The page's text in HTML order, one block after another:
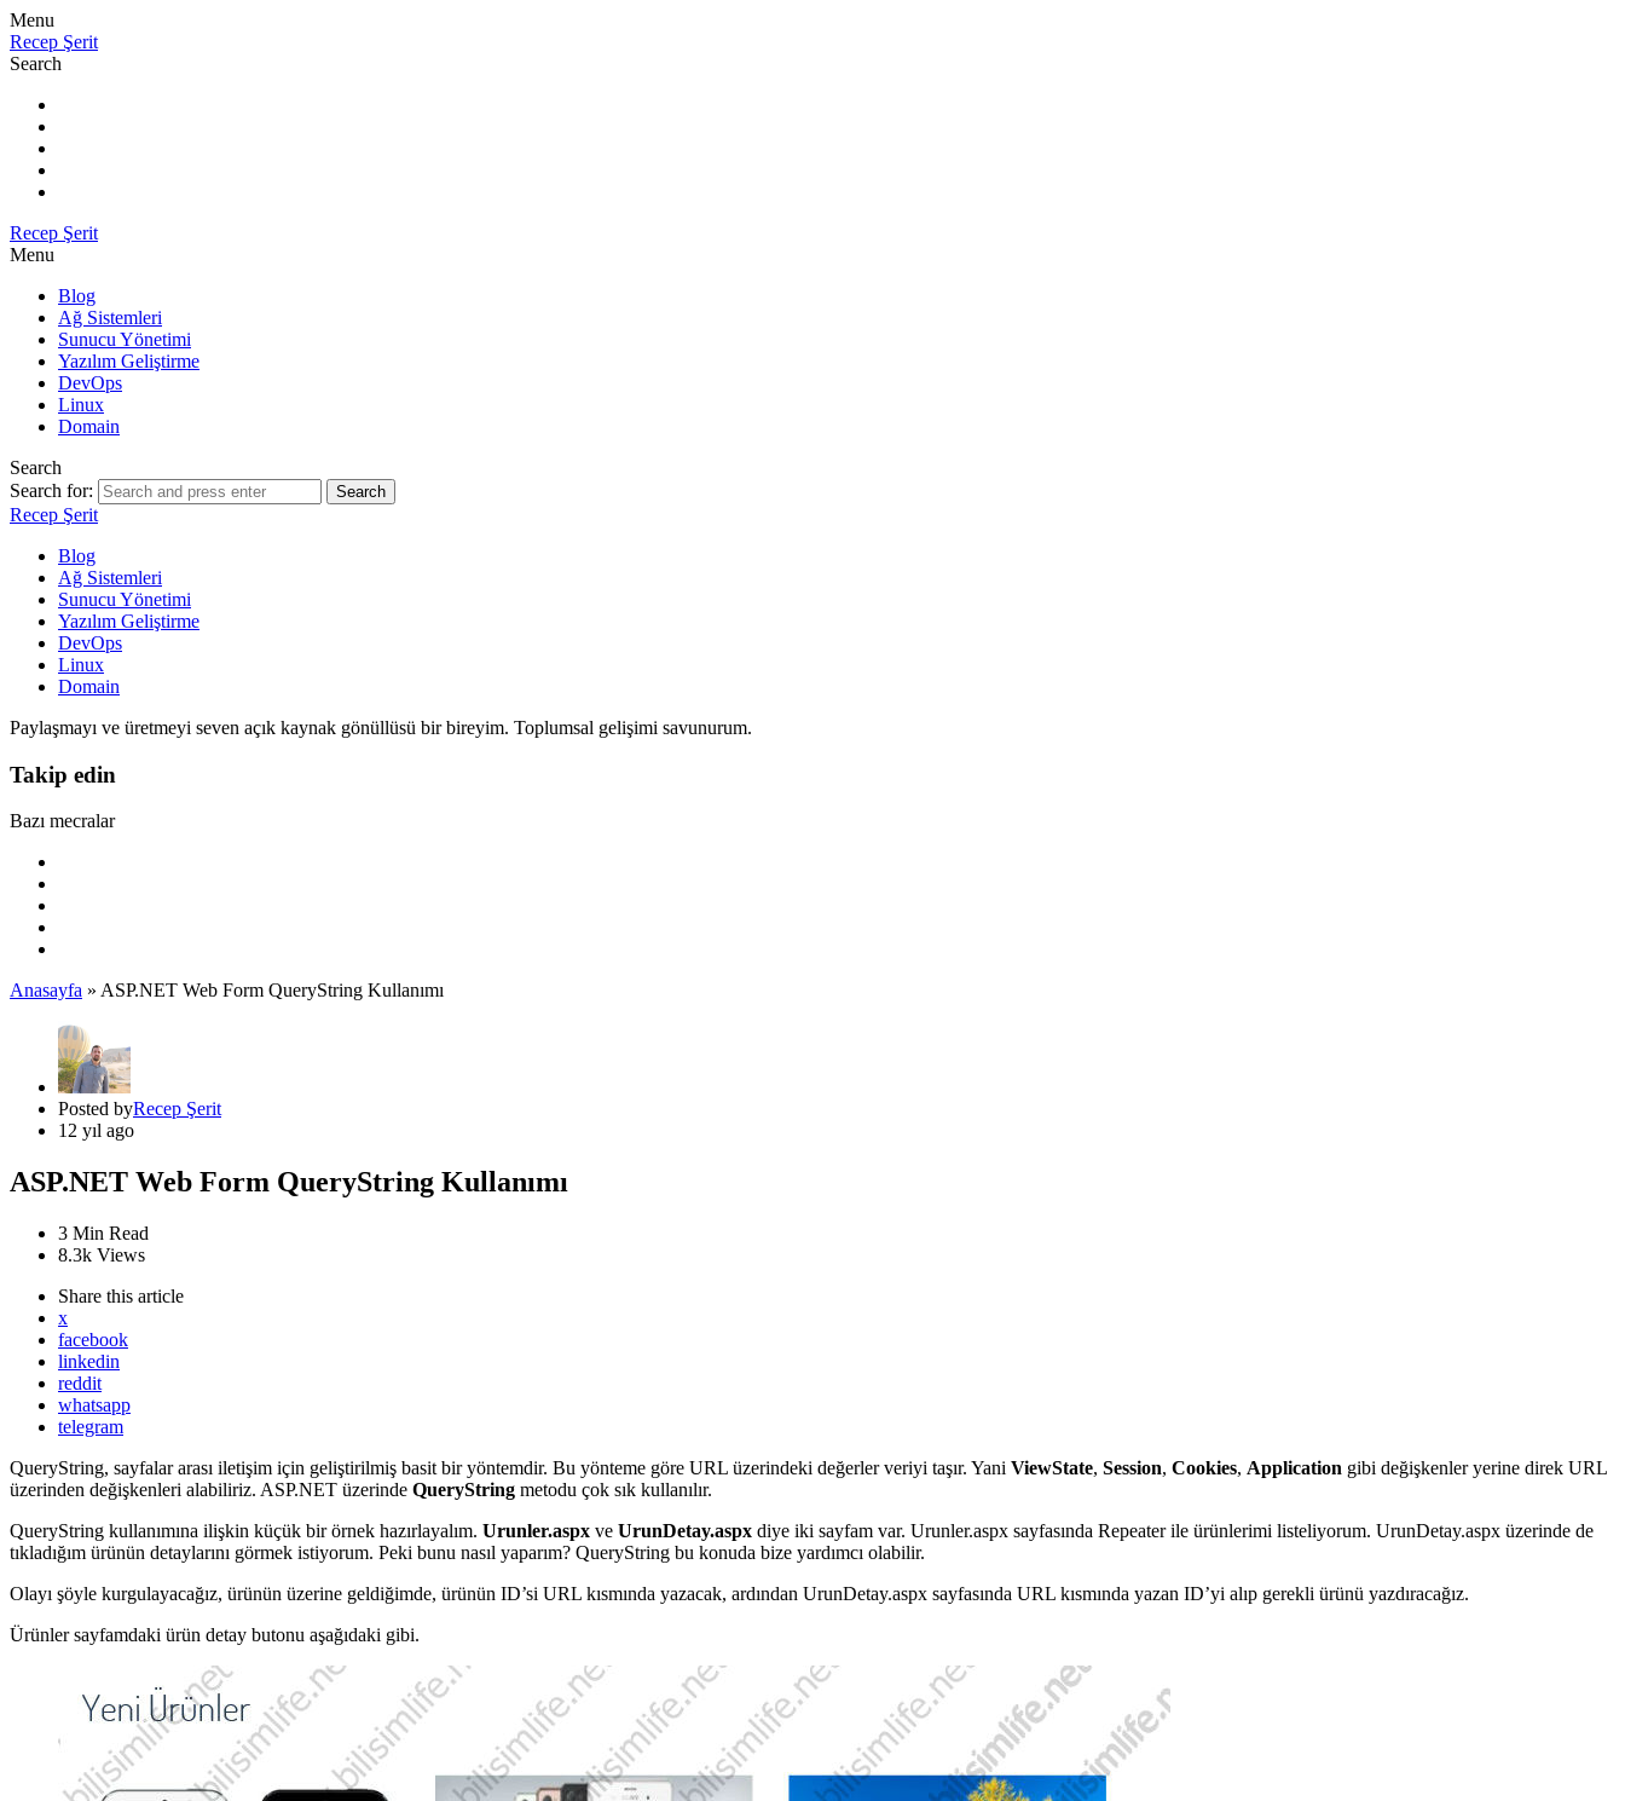
Menu
Recep Şerit
Search
Recep Şerit
Menu
Blog
Ağ Sistemleri
Sunucu Yönetimi
Yazılım Geliştirme
DevOps
Linux
Domain
Search
Search for:
Search
Recep Şerit
Blog
Ağ Sistemleri
Sunucu Yönetimi
Yazılım Geliştirme
DevOps
Linux
Domain
Paylaşmayı ve üretmeyi seven açık kaynak gönüllüsü bir bireyim. Toplumsal gelişimi savunurum.
Takip edin
Bazı mecralar
Anasayfa » ASP.NET Web Form QueryString Kullanımı
Posted byRecep Şerit
12 yıl ago
ASP.NET Web Form QueryString Kullanımı
3 Min Read
8.3k Views
Share this article
x
facebook
linkedin
reddit
whatsapp
telegram
QueryString, sayfalar arası iletişim için geliştirilmiş basit bir yöntemdir. Bu yönteme göre URL üzerindeki değerler veriyi taşır. Yani ViewState, Session, Cookies, Application gibi değişkenler yerine direk URL
üzerinden değişkenleri alabiliriz. ASP.NET üzerinde QueryString metodu çok sık kullanılır.
QueryString kullanımına ilişkin küçük bir örnek hazırlayalım. Urunler.aspx ve UrunDetay.aspx diye iki sayfam var. Urunler.aspx sayfasında Repeater ile ürünlerimi listeliyorum. UrunDetay.aspx üzerinde de
tıkladığım ürünün detaylarını görmek istiyorum. Peki bunu nasıl yaparım? QueryString bu konuda bize yardımcı olabilir.
Olayı şöyle kurgulayacağız, ürünün üzerine geldiğimde, ürünün ID’si URL kısmında yazacak, ardından UrunDetay.aspx sayfasında URL kısmında yazan ID’yi alıp gerekli ürünü yazdıracağız.
Ürünler sayfamdaki ürün detay butonu aşağıdaki gibi.